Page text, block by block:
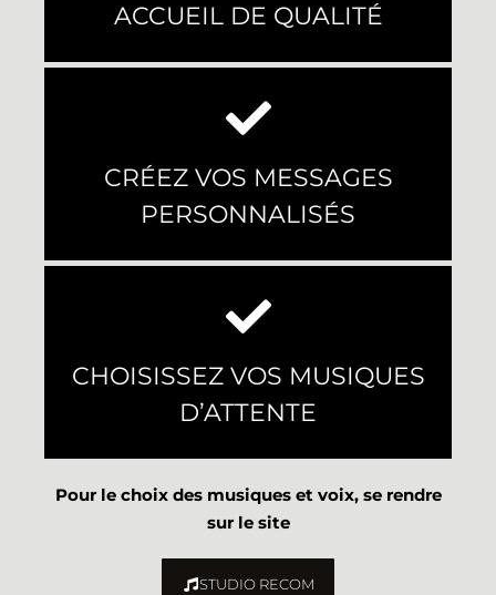
ACCUEIL DE QUALITÉ
CRÉEZ VOS MESSAGES
PERSONNALISÉS
CHOISISSEZ VOS MUSIQUES
D’ATTENTE
Pour le choix des musiques et voix, se rendre
sur le site
STUDIO RECOM